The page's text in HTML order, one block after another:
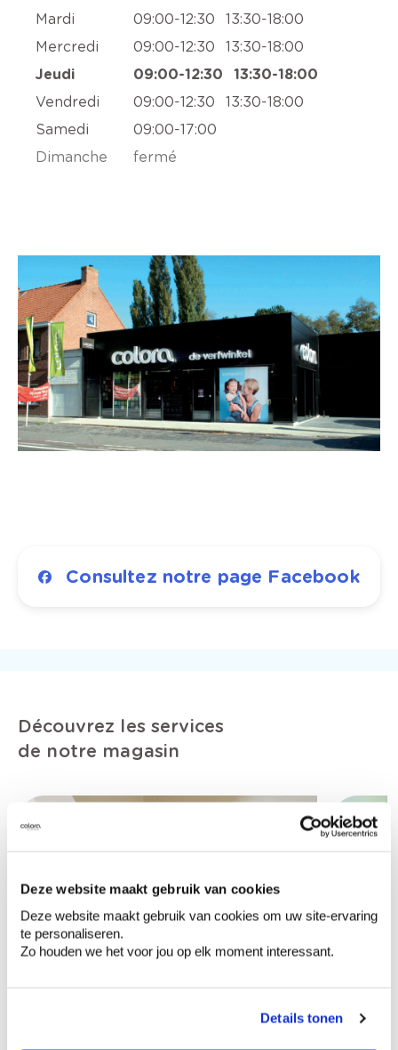
Deze website maakt gebruik van cookies
Deze website maakt gebruik van cookies om uw site-ervaring
te personaliseren.
Zo houden we het voor jou op elk moment interessant.
Details tonen
Mardi
09:00-12:30 13:30-18:00
Mercredi
09:00-12:30 13:30-18:00
Jeudi
09:00-12:30 13:30-18:00
Vendredi
09:00-12:30 13:30-18:00
Samedi
09:00-17:00
Dimanche
fermé
Consultez notre page Facebook
Découvrez les services
de notre magasin